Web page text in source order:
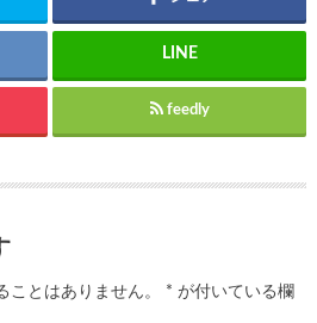
feedly
ことはありません。 * が付いている欄